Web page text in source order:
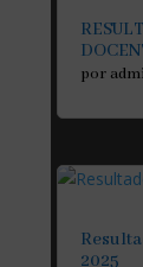
por
2025